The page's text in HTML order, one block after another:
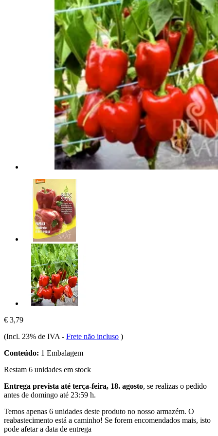
€ 3,79
(Incl. 23% de IVA - Frete não incluso )
Conteúdo: 1 Embalagem
Restam 6 unidades em stock
Entrega prevista até terça-feira, 18. agosto, se realizas o pedido
antes de domingo até 23:59 h.
Temos apenas 6 unidades deste produto no nosso armazém. O
reabastecimento está a caminho! Se forem encomendados mais, isto
pode afetar a data de entrega